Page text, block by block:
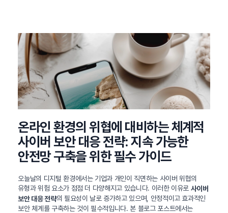
CONTACT
정부지원사업
온라인 환경의 위협에 대비하는 체계적
사이버 보안 대응 전략: 지속 가능한
안전망 구축을 위한 필수 가이드
오늘날의 디지털 환경에서는 기업과 개인이 직면하는 사이버 위협의
유형과 위험 요소가 점점 더 다양해지고 있습니다. 이러한 이유로 사이버
보안 대응 전략의 필요성이 날로 증가하고 있으며, 안정적이고 효과적인
보안 체계를 구축하는 것이 필수적입니다. 본 블로그 포스트에서는